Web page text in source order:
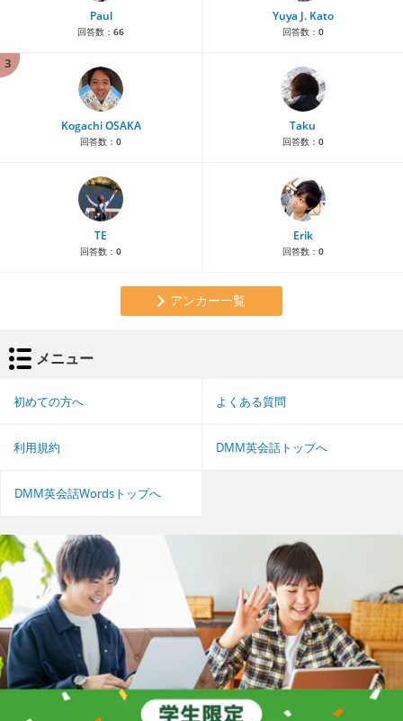
Paul
回答数： 66
Yuya J. Kato
回答数： 0
3
Kogachi OSAKA
回答数： 0
Taku
回答数： 0
TE
回答数： 0
Erik
回答数： 0
アンカー一覧
メニュー
初めての方へ よくある質問
利用規約 DMM英会話トップへ
DMM英会話Wordsトップへ